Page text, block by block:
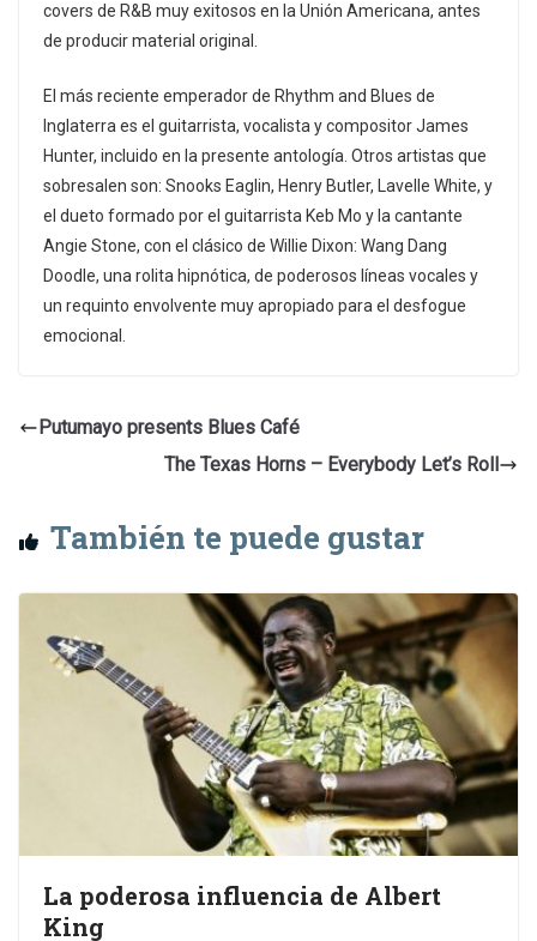
covers de R&B muy exitosos en la Unión Americana, antes
de producir material original.
El más reciente emperador de Rhythm and Blues de
Inglaterra es el guitarrista, vocalista y compositor James
Hunter, incluido en la presente antología. Otros artistas que
sobresalen son: Snooks Eaglin, Henry Butler, Lavelle White, y
el dueto formado por el guitarrista Keb Mo y la cantante
Angie Stone, con el clásico de Willie Dixon: Wang Dang
Doodle, una rolita hipnótica, de poderosos líneas vocales y
un requinto envolvente muy apropiado para el desfogue
emocional.
Putumayo presents Blues Café
The Texas Horns – Everybody Let’s Roll
También te puede gustar
La poderosa influencia de Albert
King